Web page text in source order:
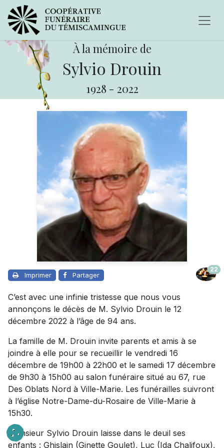
À la mémoire de
Sylvio Drouin
1928 - 2022
Imprimer Partager
22
C’est avec une infinie tristesse que nous vous
annonçons le décès de M. Sylvio Drouin le 12
décembre 2022 à l’âge de 94 ans.
La famille de M. Drouin invite parents et amis à se
joindre à elle pour se recueillir le vendredi 16
décembre de 19h00 à 22h00 et le samedi 17 décembre
de 9h30 à 15h00 au salon funéraire situé au 67, rue
Des Oblats Nord à Ville-Marie. Les funérailles suivront
à l’église Notre-Dame-du-Rosaire de Ville-Marie à
15h30.
Monsieur Sylvio Drouin laisse dans le deuil ses
enfants : Ghislain (Ginette Goulet), Luc (Ida Chalifoux),